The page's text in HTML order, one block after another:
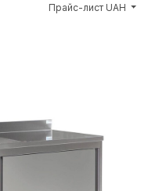
Прайс-лист UAH